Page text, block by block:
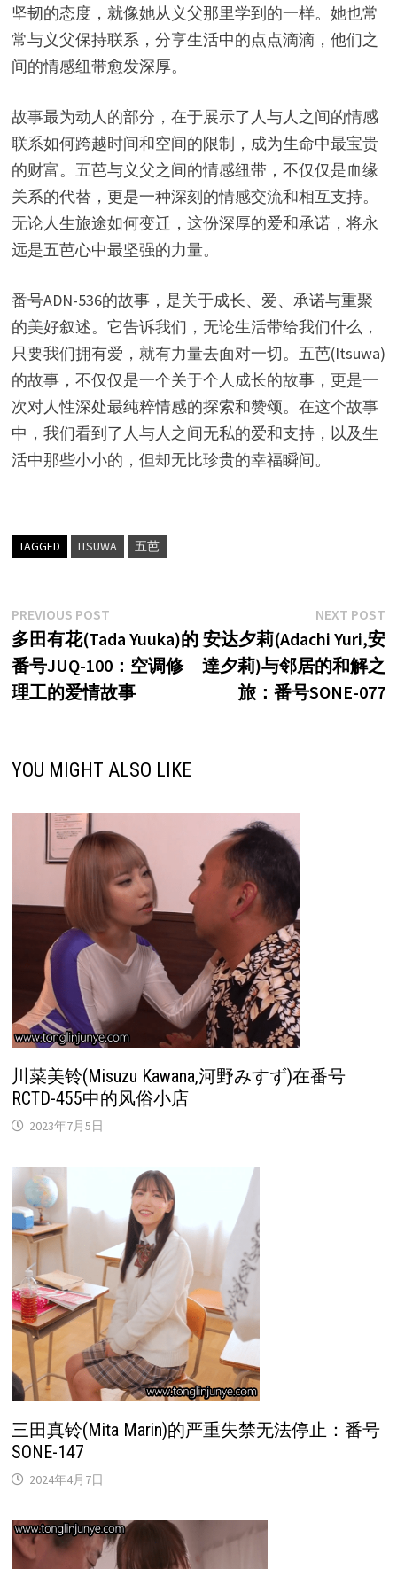
坚韧的态度，就像她从义父那里学到的一样。她也常
常与义父保持联系，分享生活中的点点滴滴，他们之
间的情感纽带愈发深厚。
故事最为动人的部分，在于展示了人与人之间的情感
联系如何跨越时间和空间的限制，成为生命中最宝贵
的财富。五芭与义父之间的情感纽带，不仅仅是血缘
关系的代替，更是一种深刻的情感交流和相互支持。
无论人生旅途如何变迁，这份深厚的爱和承诺，将永
远是五芭心中最坚强的力量。
番号ADN-536的故事，是关于成长、爱、承诺与重聚
的美好叙述。它告诉我们，无论生活带给我们什么，
只要我们拥有爱，就有力量去面对一切。五芭(Itsuwa)
的故事，不仅仅是一个关于个人成长的故事，更是一
次对人性深处最纯粹情感的探索和赞颂。在这个故事
中，我们看到了人与人之间无私的爱和支持，以及生
活中那些小小的，但却无比珍贵的幸福瞬间。
TAGGED ITSUWA 五芭
文
章
导
PREVIOUS POSTPrevious
post:
多田有花(Tada Yuuka)的
番号JUQ-100：空调修
理工的爱情故事
NEXT POST
安达夕莉(Adachi Yuri,安
達夕莉)与邻居的和解之
旅：番号SONE-077
YOU MIGHT ALSO LIKE
川菜美铃(Misuzu Kawana,河野みすず)在番号
RCTD-455中的风俗小店
2023年7月5日
三田真铃(Mita Marin)的严重失禁无法停止：番号
SONE-147
2024年4月7日